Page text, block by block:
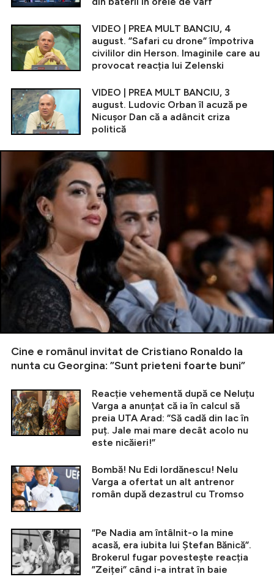
VIDEO | PREA MULT BANCIU, 4
august. ”Safari cu drone” împotriva
civililor din Herson. Imaginile care au
provocat reacția lui Zelenski
VIDEO | PREA MULT BANCIU, 3
august. Ludovic Orban îl acuză pe
Nicușor Dan că a adâncit criza
politică
Cine e românul invitat de Cristiano Ronaldo la
nunta cu Georgina: ”Sunt prieteni foarte buni”
Reacție vehementă după ce Neluțu
Varga a anunțat că ia în calcul să
preia UTA Arad: ”Să cadă din lac în
puț. Jale mai mare decât acolo nu
este nicăieri!”
Bombă! Nu Edi Iordănescu! Nelu
Varga a ofertat un alt antrenor
român după dezastrul cu Tromso
”Pe Nadia am întâlnit-o la mine
acasă, era iubita lui Ștefan Bănică”.
Brokerul fugar povestește reacția
”Zeiței” când i-a intrat în baie